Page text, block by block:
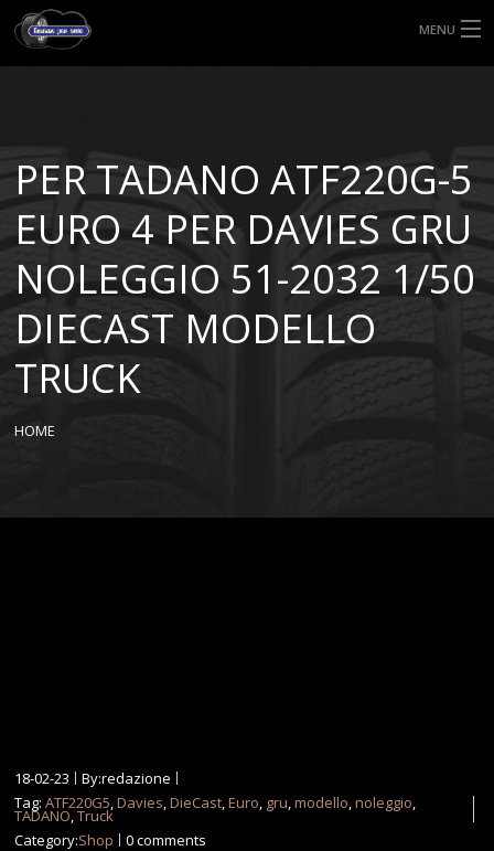
MENU
MISURE GOMME
BLOG
SHOP
PER TADANO ATF220G-5
EURO 4 PER DAVIES GRU
NOLEGGIO 51-2032 1/50
DIECAST MODELLO
TRUCK
HOME
18-02-23
By:redazione
Tag:ATF220G5,Davies,DieCast,Euro, gru,modello,noleggio,
TADANO,Truck
Category:Shop 0 comments